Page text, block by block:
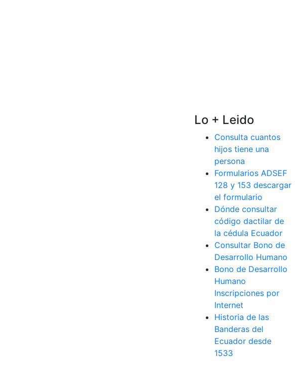
Lo + Leido
Consulta cuantos
hijos tiene una
persona
Formularios ADSEF
128 y 153 descargar
el formulario
Dónde consultar
código dactilar de
la cédula Ecuador
Consultar Bono de
Desarrollo Humano
Bono de Desarrollo
Humano
Inscripciones por
Internet
Historia de las
Banderas del
Ecuador desde
1533